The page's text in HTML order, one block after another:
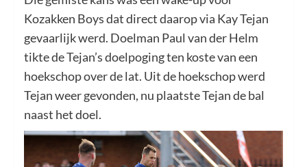
Kozakken Boys dat direct daarop via Kay Tejan
gevaarlijk werd. Doelman Paul van der Helm
tikte de Tejan’s doelpoging ten koste van een
hoekschop over de lat. Uit de hoekschop werd
Tejan weer gevonden, nu plaatste Tejan de bal
naast het doel.